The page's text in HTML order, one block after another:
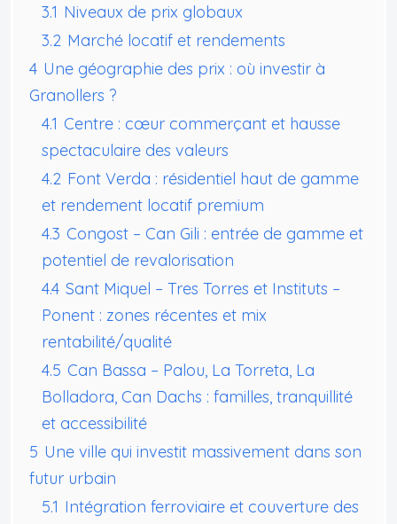
3.1 Niveaux de prix globaux
3.2 Marché locatif et rendements
4 Une géographie des prix : où investir à
Granollers ?
4.1 Centre : cœur commerçant et hausse
spectaculaire des valeurs
4.2 Font Verda : résidentiel haut de gamme
et rendement locatif premium
4.3 Congost – Can Gili : entrée de gamme et
potentiel de revalorisation
4.4 Sant Miquel – Tres Torres et Instituts –
Ponent : zones récentes et mix
rentabilité/qualité
4.5 Can Bassa – Palou, La Torreta, La
Bolladora, Can Dachs : familles, tranquillité
et accessibilité
5 Une ville qui investit massivement dans son
futur urbain
5.1 Intégration ferroviaire et couverture des